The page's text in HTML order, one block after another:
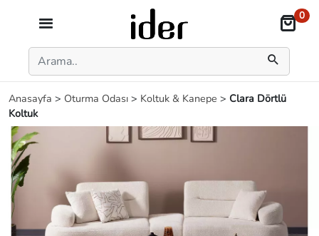
0
Anasayfa > Oturma Odası > Koltuk & Kanepe > Clara Dörtlü
Koltuk